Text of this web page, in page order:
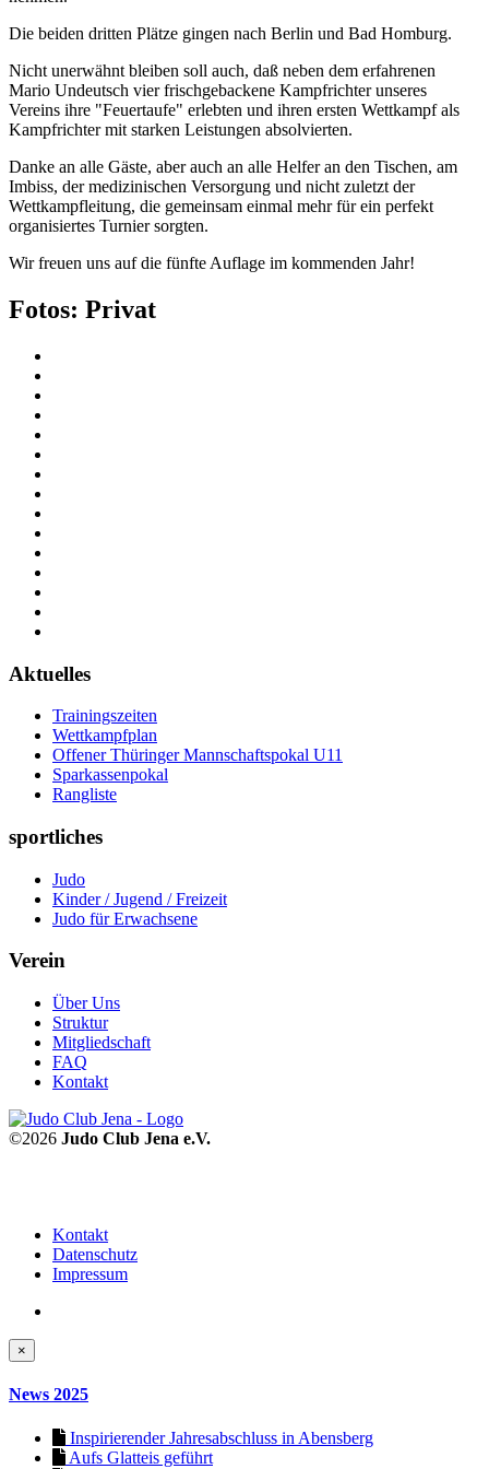
Die beiden dritten Plätze gingen nach Berlin und Bad Homburg.
Nicht unerwähnt bleiben soll auch, daß neben dem erfahrenen
Mario Undeutsch vier frischgebackene Kampfrichter unseres
Vereins ihre "Feuertaufe" erlebten und ihren ersten Wettkampf als
Kampfrichter mit starken Leistungen absolvierten.
Danke an alle Gäste, aber auch an alle Helfer an den Tischen, am
Imbiss, der medizinischen Versorgung und nicht zuletzt der
Wettkampfleitung, die gemeinsam einmal mehr für ein perfekt
organisiertes Turnier sorgten.
Wir freuen uns auf die fünfte Auflage im kommenden Jahr!
Fotos: Privat
Aktuelles
Trainingszeiten
Wettkampfplan
Offener Thüringer Mannschaftspokal U11
Sparkassenpokal
Rangliste
sportliches
Judo
Kinder / Jugend / Freizeit
Judo für Erwachsene
Verein
Über Uns
Struktur
Mitgliedschaft
FAQ
Kontakt
©2026 Judo Club Jena e.V.
Kontakt
Datenschutz
Impressum
×
News 2025
Inspirierender Jahresabschluss in Abensberg
Aufs Glatteis geführt